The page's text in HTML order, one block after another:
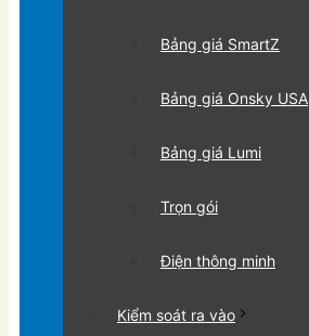
Bảng giá SmartZ
Bảng giá Onsky USA
Bảng giá Lumi
Trọn gói
Điện thông minh
Kiểm soát ra vào